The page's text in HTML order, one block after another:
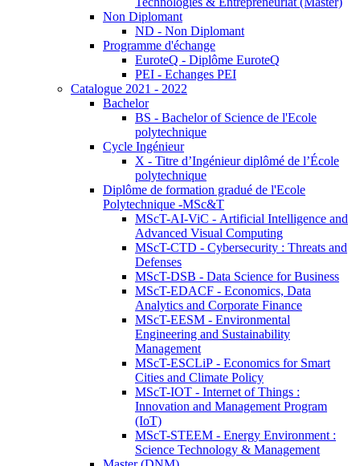
Non Diplomant
ND - Non Diplomant
Programme d'échange
EuroteQ - Diplôme EuroteQ
PEI - Echanges PEI
Catalogue 2021 - 2022
Bachelor
BS - Bachelor of Science de l'Ecole
polytechnique
Cycle Ingénieur
X - Titre d’Ingénieur diplômé de l’École
polytechnique
Diplôme de formation gradué de l'Ecole
Polytechnique -MSc&T
MScT-AI-ViC - Artificial Intelligence and
Advanced Visual Computing
MScT-CTD - Cybersecurity : Threats and
Defenses
MScT-DSB - Data Science for Business
MScT-EDACF - Economics, Data
Analytics and Corporate Finance
MScT-EESM - Environmental
Engineering and Sustainability
Management
MScT-ESCLiP - Economics for Smart
Cities and Climate Policy
MScT-IOT - Internet of Things :
Innovation and Management Program
(IoT)
MScT-STEEM - Energy Environment :
Science Technology & Management